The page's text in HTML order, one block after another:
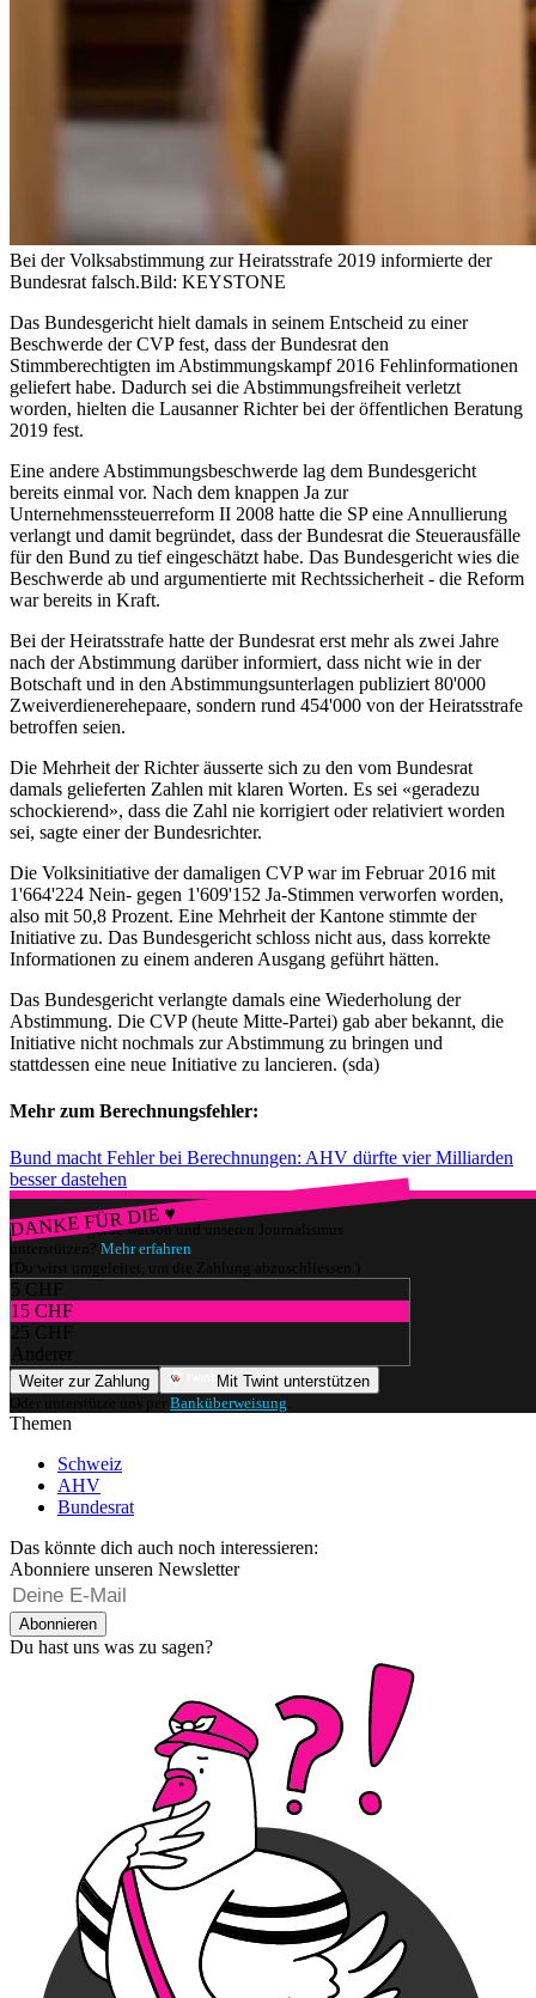
Bei der Volksabstimmung zur Heiratsstrafe 2019 informierte der
Bundesrat falsch.Bild: KEYSTONE
Das Bundesgericht hielt damals in seinem Entscheid zu einer
Beschwerde der CVP fest, dass der Bundesrat den
Stimmberechtigten im Abstimmungskampf 2016 Fehlinformationen
geliefert habe. Dadurch sei die Abstimmungsfreiheit verletzt
worden, hielten die Lausanner Richter bei der öffentlichen Beratung
2019 fest.
Eine andere Abstimmungsbeschwerde lag dem Bundesgericht
bereits einmal vor. Nach dem knappen Ja zur
Unternehmenssteuerreform II 2008 hatte die SP eine Annullierung
verlangt und damit begründet, dass der Bundesrat die Steuerausfälle
für den Bund zu tief eingeschätzt habe. Das Bundesgericht wies die
Beschwerde ab und argumentierte mit Rechtssicherheit - die Reform
war bereits in Kraft.
Bei der Heiratsstrafe hatte der Bundesrat erst mehr als zwei Jahre
nach der Abstimmung darüber informiert, dass nicht wie in der
Botschaft und in den Abstimmungsunterlagen publiziert 80'000
Zweiverdienerehepaare, sondern rund 454'000 von der Heiratsstrafe
betroffen seien.
Die Mehrheit der Richter äusserte sich zu den vom Bundesrat
damals gelieferten Zahlen mit klaren Worten. Es sei «geradezu
schockierend», dass die Zahl nie korrigiert oder relativiert worden
sei, sagte einer der Bundesrichter.
Die Volksinitiative der damaligen CVP war im Februar 2016 mit
1'664'224 Nein- gegen 1'609'152 Ja-Stimmen verworfen worden,
also mit 50,8 Prozent. Eine Mehrheit der Kantone stimmte der
Initiative zu. Das Bundesgericht schloss nicht aus, dass korrekte
Informationen zu einem anderen Ausgang geführt hätten.
Das Bundesgericht verlangte damals eine Wiederholung der
Abstimmung. Die CVP (heute Mitte-Partei) gab aber bekannt, die
Initiative nicht nochmals zur Abstimmung zu bringen und
stattdessen eine neue Initiative zu lancieren. (sda)
Mehr zum Berechnungsfehler:
Bund macht Fehler bei Berechnungen: AHV dürfte vier Milliarden
besser dastehen
DANKE FÜR DIE ♥
Würdest du gerne watson und unseren Journalismus
unterstützen? Mehr erfahren
(Du wirst umgeleitet, um die Zahlung abzuschliessen.)
5 CHF
15 CHF
25 CHF
Anderer
Weiter zur Zahlung
Mit Twint unterstützen
Oder unterstütze uns per Banküberweisung
Themen
Schweiz
AHV
Bundesrat
Das könnte dich auch noch interessieren:
Abonniere unseren Newsletter
Abonnieren
Du hast uns was zu sagen?